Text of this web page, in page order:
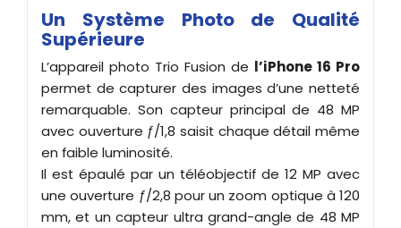
Un Système Photo de Qualité
Supérieure
L’appareil photo Trio Fusion de l’iPhone 16 Pro
permet de capturer des images d’une netteté
remarquable. Son capteur principal de 48 MP
avec ouverture ƒ/1,8 saisit chaque détail même
en faible luminosité.
Il est épaulé par un téléobjectif de 12 MP avec
une ouverture ƒ/2,8 pour un zoom optique à 120
mm, et un capteur ultra grand-angle de 48 MP